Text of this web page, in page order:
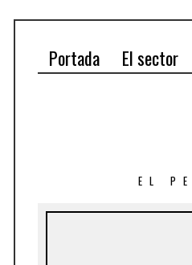
Portada El sector
EL